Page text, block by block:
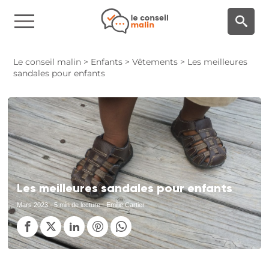
Le conseil malin > Enfants >Vêtements > Les meilleures
sandales pour enfants
Les meilleures sandales pour enfants
Mars 2023- 5 min de lecture - Emilie Cartier